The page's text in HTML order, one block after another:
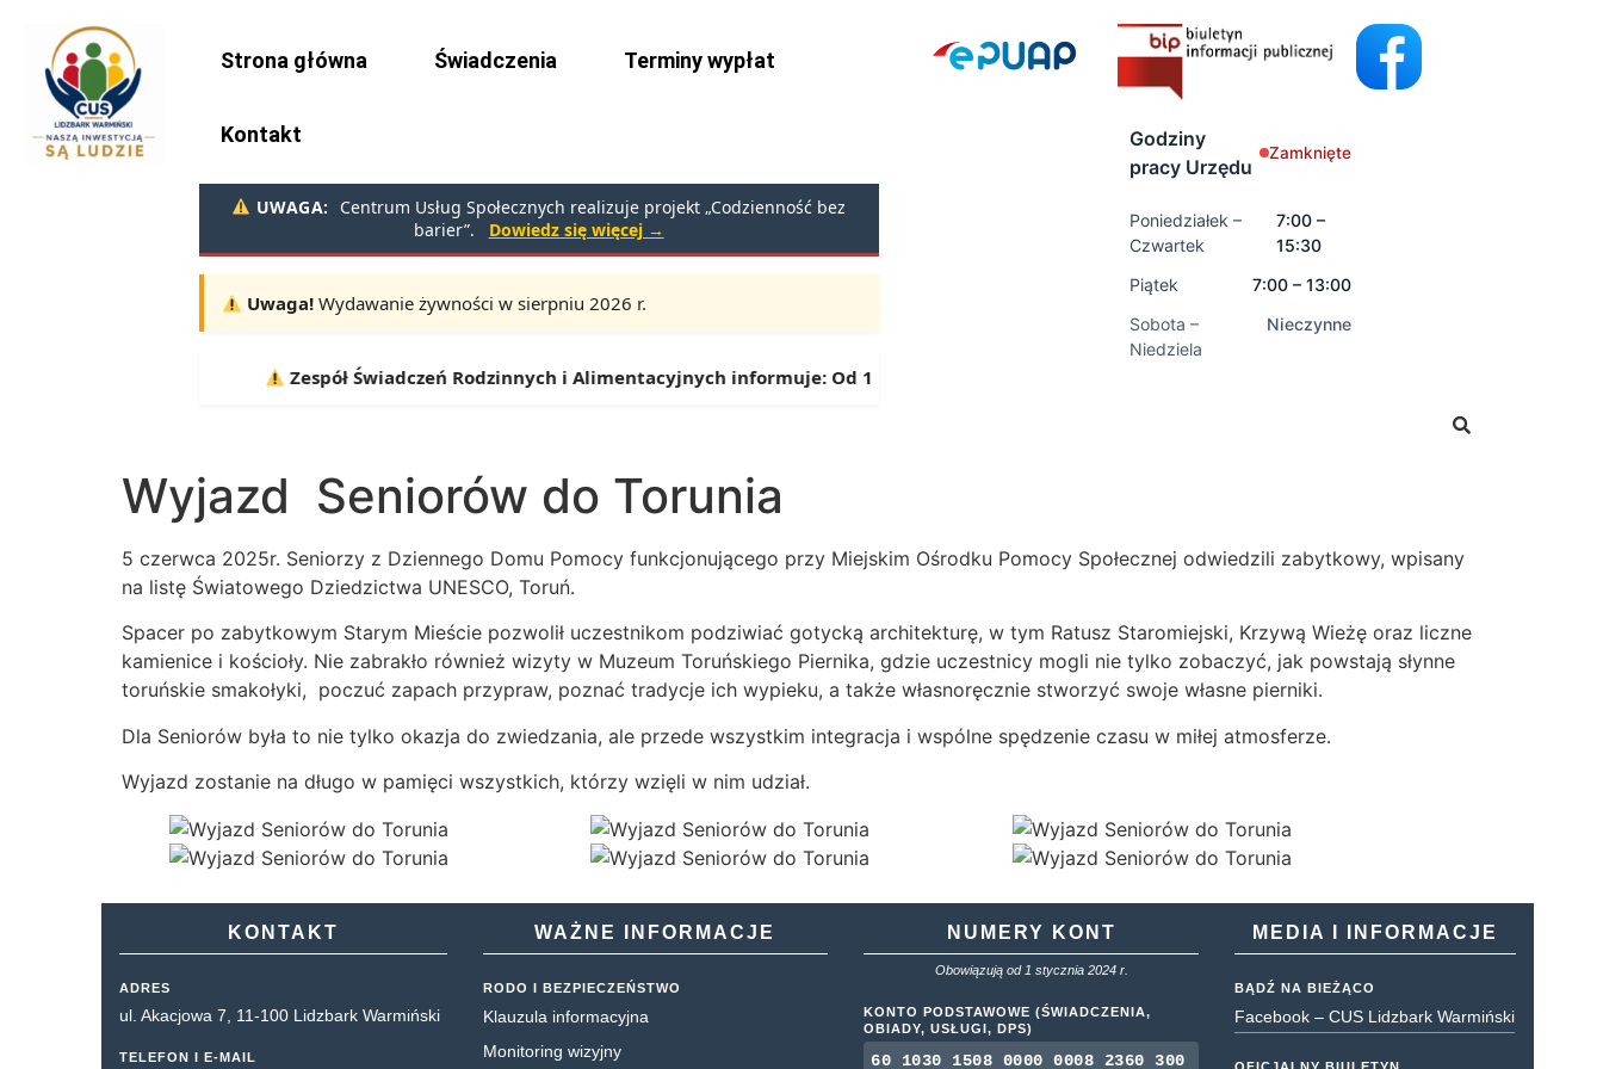
Strona główna Świadczenia Terminy wypłat
Kontakt
UWAGA:
Centrum Usług Społecznych realizuje projekt „Codzienność bez
barier”.
Dowiedz się więcej →
Uwaga!Wydawanie żywności w sierpniu 2026 r.
10.08, 11.08, 12.08 |
Zespół Świadczeń Rodzinnych i Alimentacyjnych informuje:Od 1 lipca można składać wnioski o świadczenia rodzinne oraz świadczenia z
Godziny
pracy Urzędu
Zamknięte
Poniedziałek –
Czwartek
7:00 –
15:30
Piątek
7:00 – 13:00
Sobota –
Niedziela
Nieczynne
Wyjazd Seniorów do Torunia
5 czerwca 2025r. Seniorzy z Dziennego Domu Pomocy funkcjonującego przy Miejskim Ośrodku Pomocy Społecznej odwiedzili zabytkowy, wpisany
na listę Światowego Dziedzictwa UNESCO, Toruń.
Spacer po zabytkowym Starym Mieście pozwolił uczestnikom podziwiać gotycką architekturę, w tym Ratusz Staromiejski, Krzywą Wieżę oraz liczne
kamienice i kościoły. Nie zabrakło również wizyty w Muzeum Toruńskiego Piernika, gdzie uczestnicy mogli nie tylko zobaczyć, jak powstają słynne
toruńskie smakołyki, poczuć zapach przypraw, poznać tradycje ich wypieku, a także własnoręcznie stworzyć swoje własne pierniki.
Dla Seniorów była to nie tylko okazja do zwiedzania, ale przede wszystkim integracja i wspólne spędzenie czasu w miłej atmosferze.
Wyjazd zostanie na długo w pamięci wszystkich, którzy wzięli w nim udział.
KONTAKT
ADRES
ul. Akacjowa 7, 11-100 Lidzbark Warmiński
TELEFON I E-MAIL
WAŻNE INFORMACJE
RODO I BEZPIECZEŃSTWO
Klauzula informacyjna
Monitoring wizyjny
NUMERY KONT
Obowiązują od 1 stycznia 2024 r.
KONTO PODSTAWOWE (ŚWIADCZENIA,
OBIADY, USŁUGI, DPS)
60 1030 1508 0000 0008 2360 300
MEDIA I INFORMACJE
BĄDŹ NA BIEŻĄCO
Facebook – CUS Lidzbark Warmiński